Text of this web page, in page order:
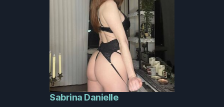
Sabrina Danielle